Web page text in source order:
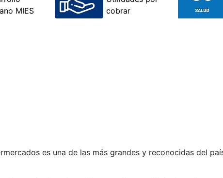
es una de las más grandes y reconocidas del